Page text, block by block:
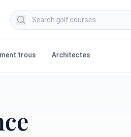
Search golf courses
trous Architectes